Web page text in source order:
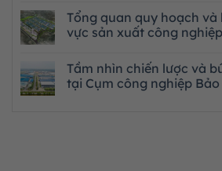
Tổng quan quy hoạch
vực sản xuất công
Tầm nhìn chiến lược và
tại Cụm công nghiệp Bảo